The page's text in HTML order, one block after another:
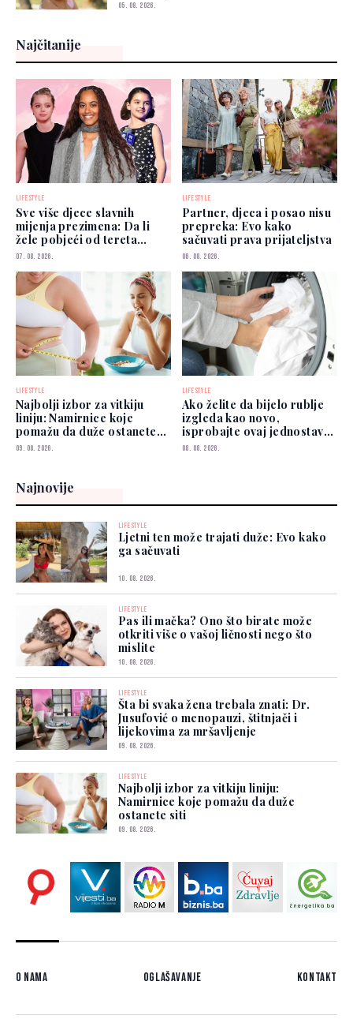
05. 08. 2026.
Najčitanije
LIFESTYLE
Sve više djece slavnih
mijenja prezimena: Da li
žele pobjeći od tereta
poznatih roditelja?
07. 08. 2026.
LIFESTYLE
Partner, djeca i posao nisu
prepreka: Evo kako
sačuvati prava prijateljstva
06. 08. 2026.
LIFESTYLE
Najbolji izbor za vitkiju
liniju: Namirnice koje
pomažu da duže ostanete
siti
09. 08. 2026.
LIFESTYLE
Ako želite da bijelo rublje
izgleda kao novo,
isprobajte ovaj jednostavan
savjet
08. 08. 2026.
Najnovije
LIFESTYLE
Ljetni ten može trajati duže: Evo kako
ga sačuvati
10. 08. 2026.
LIFESTYLE
Pas ili mačka? Ono što birate može
otkriti više o vašoj ličnosti nego što
mislite
10. 08. 2026.
LIFESTYLE
Šta bi svaka žena trebala znati: Dr.
Jusufović o menopauzi, štitnjači i
lijekovima za mršavljenje
09. 08. 2026.
LIFESTYLE
Najbolji izbor za vitkiju liniju:
Namirnice koje pomažu da duže
ostanete siti
09. 08. 2026.
O nama Oglašavanje Kontakt